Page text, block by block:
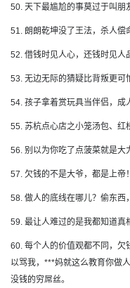
50. 天下最尴尬的事莫过于叫朋
51. 朗朗乾坤没了王法，杀人偿
52. 借钱时见人心，还钱时见人
53. 无边无际的猜疑比背叛更可
54. 孩子拿着赏玩具当伴侣，成
55. 苏杭点心店之小笼汤包、
56. 别以为你吃了点菠菜就是大
57. 欠钱的不是大爷，都是上帝
58. 做人的底线在哪儿？偷东西
59. 最让人难过的是我都知道真
60. 每个人的价值观都不同，欠
以骂我，***妈就这么教育你做
没钱的穷屌丝。